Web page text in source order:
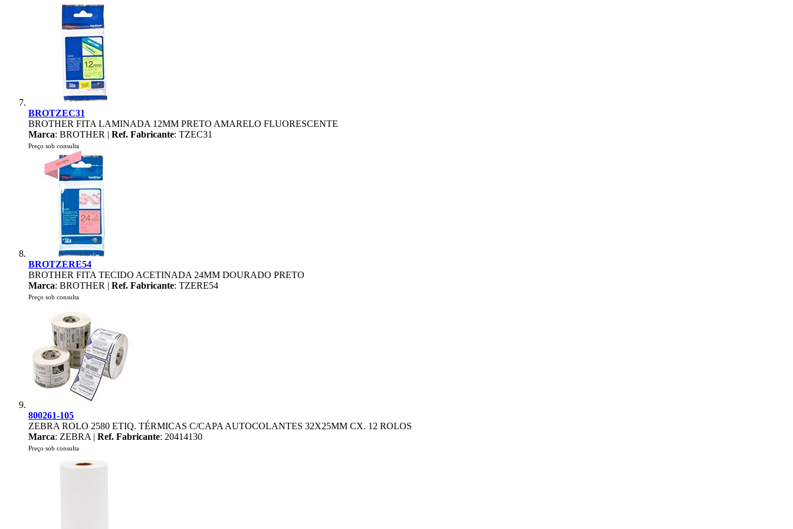
BROTZEC31
BROTHER FITA LAMINADA 12MM PRETO AMARELO FLUORESCENTE
Marca: BROTHER | Ref. Fabricante: TZEC31
Preço sob consulta
BROTZERE54
BROTHER FITA TECIDO ACETINADA 24MM DOURADO PRETO
Marca: BROTHER | Ref. Fabricante: TZERE54
Preço sob consulta
800261-105
ZEBRA ROLO 2580 ETIQ. TÉRMICAS C/CAPA AUTOCOLANTES 32X25MM CX. 12 ROLOS
Marca: ZEBRA | Ref. Fabricante: 20414130
Preço sob consulta